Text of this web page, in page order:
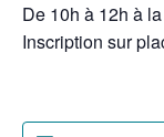
De 10h à 12h à
Inscription sur